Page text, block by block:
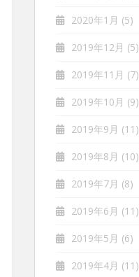
2020年1月 (5)
2019年12月 (5)
2019年11月 (7)
2019年10月 (9)
2019年9月 (11)
2019年8月 (10)
2019年7月 (8)
2019年6月 (11)
2019年5月 (6)
2019年4月 (11)